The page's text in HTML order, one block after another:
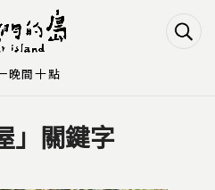
Navigation
content
」關鍵字
晚間十點